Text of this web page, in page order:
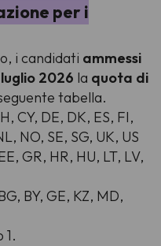
per i
i candidati ammessi
2026 la quota di
tabella.
CY, DE, DK, ES, FI,
NO, SE, SG, UK, US
GR, HR, HU, LT, LV,
BY, GE, KZ, MD,